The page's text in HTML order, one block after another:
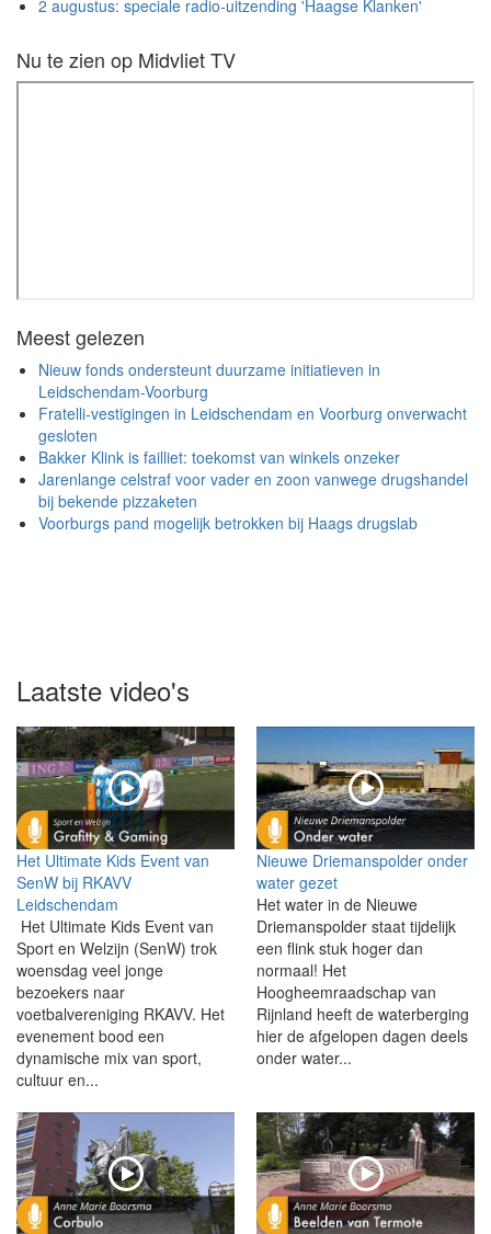
2 augustus: speciale radio-uitzending 'Haagse Klanken'
Nu te zien op Midvliet TV
Meest gelezen
Nieuw fonds ondersteunt duurzame initiatieven in
Leidschendam-Voorburg
Fratelli-vestigingen in Leidschendam en Voorburg onverwacht
gesloten
Bakker Klink is failliet: toekomst van winkels onzeker
Jarenlange celstraf voor vader en zoon vanwege drugshandel
bij bekende pizzaketen
Voorburgs pand mogelijk betrokken bij Haags drugslab
Laatste video's
Het Ultimate Kids Event van
SenW bij RKAVV
Leidschendam
Het Ultimate Kids Event van
Sport en Welzijn (SenW) trok
woensdag veel jonge
bezoekers naar
voetbalvereniging RKAVV. Het
evenement bood een
dynamische mix van sport,
cultuur en...
Nieuwe Driemanspolder onder
water gezet
Het water in de Nieuwe
Driemanspolder staat tijdelijk
een flink stuk hoger dan
normaal! Het
Hoogheemraadschap van
Rijnland heeft de waterberging
hier de afgelopen dagen deels
onder water...